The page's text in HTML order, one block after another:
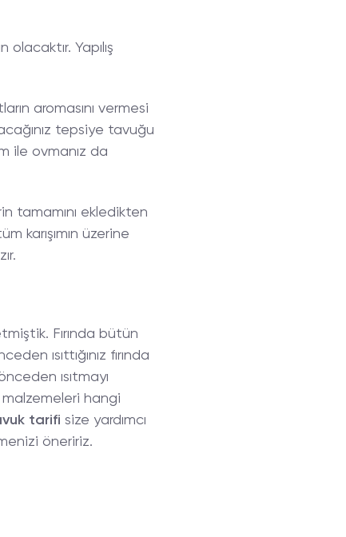
Yapılış
aromasını vermesi
tepsiye tavuğu
ile ovmanız da
tamamını ekledikten
karışımın üzerine
Fırında bütün
ısıttığınız fırında
ısıtmayı
hangi
tarifi size yardımcı
öneririz.